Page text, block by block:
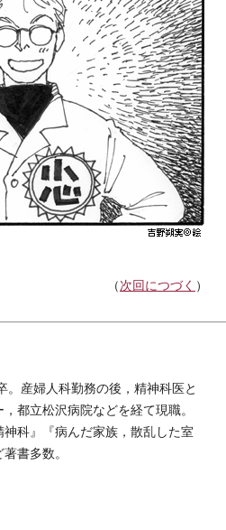
（次回につづく ）
。産婦人科勤務の後，精神科医と
都立松沢病院などを経て現職。
科』『病んだ家族，散乱した室
書多数。